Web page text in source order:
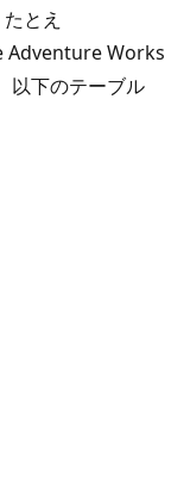
とえ
Works
以下のテーブル